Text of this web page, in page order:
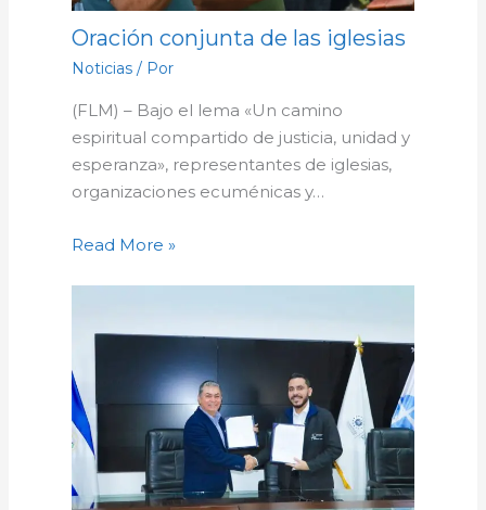
Oración conjunta de las iglesias
Noticias/ Por
(FLM) – Bajo el lema «Un camino
espiritual compartido de justicia, unidad y
esperanza», representantes de iglesias,
organizaciones ecuménicas y…
Read More »